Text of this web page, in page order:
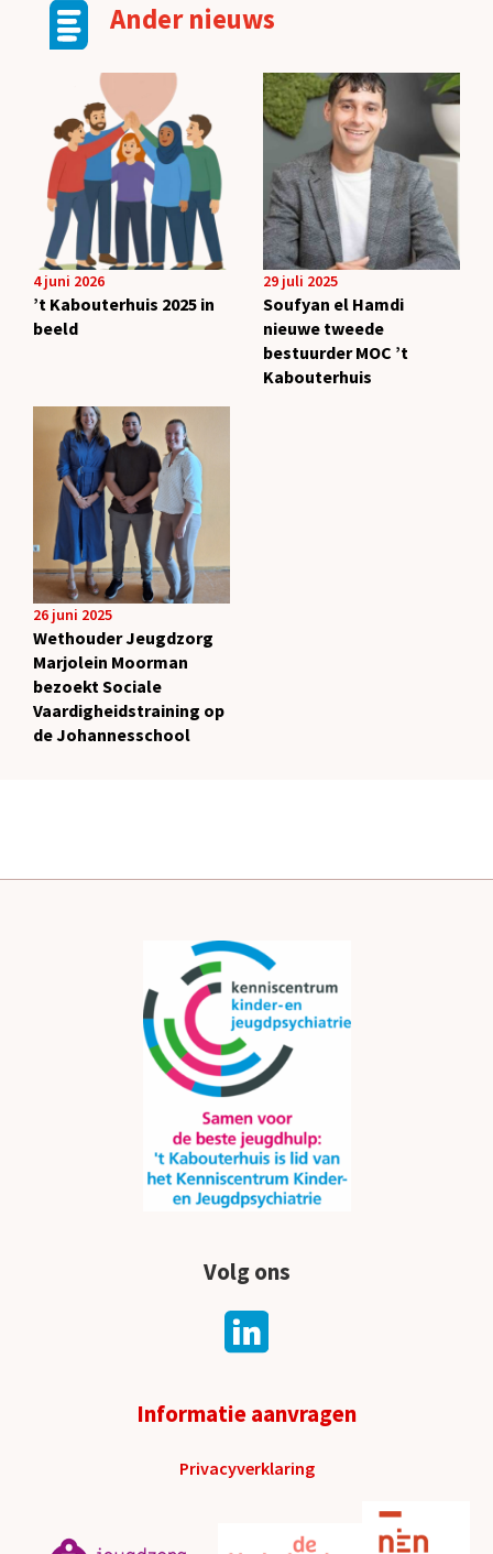
Ander nieuws
4 juni 2026
’t Kabouterhuis 2025 in
beeld
29 juli 2025
Soufyan el Hamdi
nieuwe tweede
bestuurder MOC ’t
Kabouterhuis
26 juni 2025
Wethouder Jeugdzorg
Marjolein Moorman
bezoekt Sociale
Vaardigheidstraining op
de Johannesschool
Volg ons
Informatie aanvragen
Privacyverklaring